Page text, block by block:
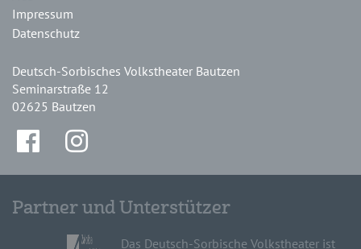
Impressum
Datenschutz
Deutsch-Sorbisches Volkstheater Bautzen
Seminarstraße 12
02625 Bautzen
Partner und Unterstützer
Das Deutsch-Sorbische Volkstheater ist